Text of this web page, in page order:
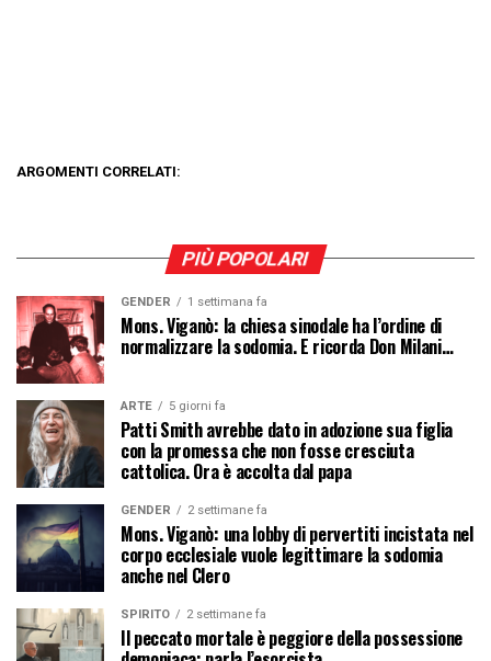
ARGOMENTI CORRELATI:
PIÙ POPOLARI
GENDER 1 settimana fa
Mons. Viganò: la chiesa sinodale ha l’ordine di
normalizzare la sodomia. E ricorda Don Milani…
ARTE 5 giorni fa
Patti Smith avrebbe dato in adozione sua figlia
con la promessa che non fosse cresciuta
cattolica. Ora è accolta dal papa
GENDER 2 settimane fa
Mons. Viganò: una lobby di pervertiti incistata nel
corpo ecclesiale vuole legittimare la sodomia
anche nel Clero
SPIRITO 2 settimane fa
Il peccato mortale è peggiore della possessione